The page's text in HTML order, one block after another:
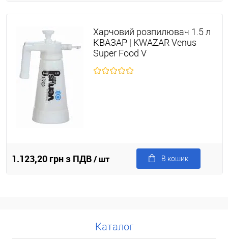
Харчовий розпилювач 1.5 л
КВАЗАР | KWAZAR Venus
Super Food V
1.123,20 грн з ПДВ/ шт В кошик
Каталог